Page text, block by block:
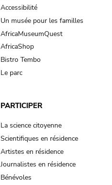
Accessibilité
Un musée pour les familles
AfricaMuseumQuest
AfricaShop
Bistro Tembo
Le parc
PARTICIPER
La science citoyenne
Scientifiques en résidence
Artistes en résidence
Journalistes en résidence
Bénévoles